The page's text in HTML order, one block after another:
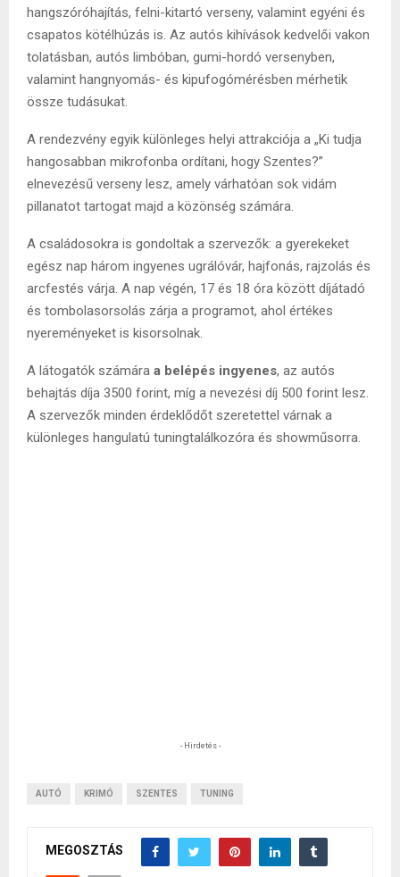
hangszóróhajítás, felni-kitartó verseny, valamint egyéni és
csapatos kötélhúzás is. Az autós kihívások kedvelői vakon
tolatásban, autós limbóban, gumi-hordó versenyben,
valamint hangnyomás- és kipufogómérésben mérhetik
össze tudásukat.
A rendezvény egyik különleges helyi attrakciója a „Ki tudja
hangosabban mikrofonba ordítani, hogy Szentes?”
elnevezésű verseny lesz, amely várhatóan sok vidám
pillanatot tartogat majd a közönség számára.
A családosokra is gondoltak a szervezők: a gyerekeket
egész nap három ingyenes ugrálóvár, hajfonás, rajzolás és
arcfestés várja. A nap végén, 17 és 18 óra között díjátadó
és tombolasorsolás zárja a programot, ahol értékes
nyereményeket is kisorsolnak.
A látogatók számára a belépés ingyenes, az autós
behajtás díja 3500 forint, míg a nevezési díj 500 forint lesz.
A szervezők minden érdeklődőt szeretettel várnak a
különleges hangulatú tuningtalálkozóra és showműsorra.
- Hirdetés -
AUTÓ KRIMÓ SZENTES TUNING
MEGOSZTÁS